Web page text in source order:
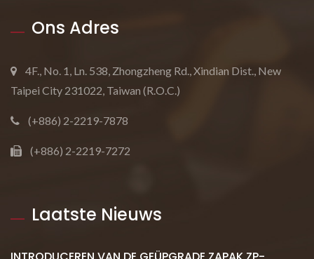
Ons Adres
4F., No. 1, Ln. 538, Zhongzheng Rd., Xindian Dist., New
Taipei City 231022, Taiwan (R.O.C.)
(+886) 2-2219-7878
(+886) 2-2219-7272
Laatste Nieuws